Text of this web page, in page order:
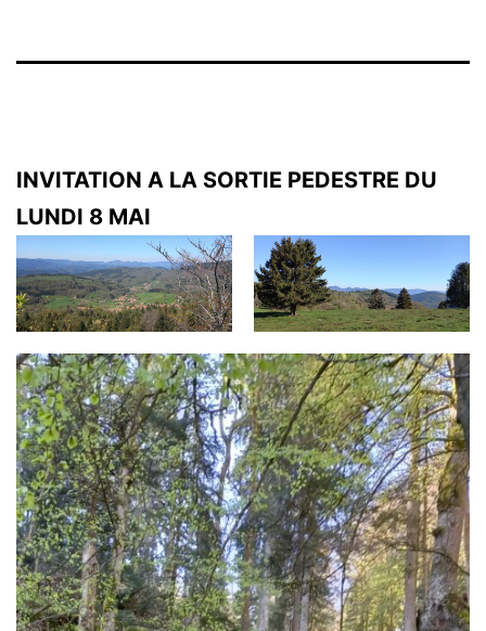
INVITATION A LA SORTIE PEDESTRE DU
LUNDI 8 MAI